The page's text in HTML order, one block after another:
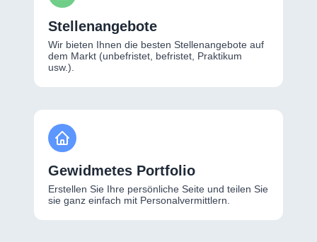
Stellenangebote
Wir bieten Ihnen die besten Stellenangebote auf
dem Markt (unbefristet, befristet, Praktikum
usw.).
Gewidmetes Portfolio
Erstellen Sie Ihre persönliche Seite und teilen Sie
sie ganz einfach mit Personalvermittlern.